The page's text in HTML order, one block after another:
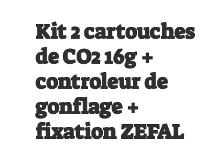
Kit 2 cartouches
de CO2 16g +
controleur de
gonflage +
fixation ZEFAL